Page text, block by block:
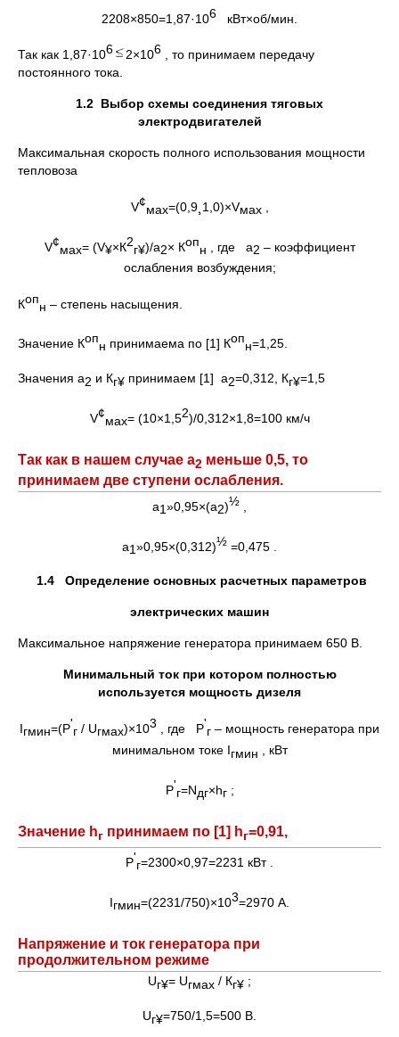
2208×850=1,87·106 кВт×об/мин.
Так как 1,87·106 2×106 , то принимаем передачу
постоянного тока.
1.2 Выбор схемы соединения тяговых
электродвигателей
Максимальная скорость полного использования мощности
тепловоза
V¢
мах=(0,9¸1,0)×Vмах,
V¢
мах= (V¥×К2
г¥)/a2× Коп
н , где a2 – коэффициент
ослабления возбуждения;
Коп
н – степень насыщения.
Значение Коп
н принимаема по [1] Коп
н=1,25.
Значения a2 и Кг¥ принимаем [1] a2=0,312, Кг¥=1,5
V¢
мах= (10×1,52)/0,312×1,8=100 км/ч
Так как в нашем случае a2 меньше 0,5, то
принимаем две ступени ослабления.
a1»0,95×(a2)½
a1»0,95×(0,312)½ =0,475 .
1.4 Определение основных расчетных параметров
электрических машин
Максимальное напряжение генератора принимаем 650 В.
Минимальный ток при котором полностью
используется мощность дизеля
Iгмин=(Р'
г / Uгмах)×103 , где Р'
г – мощность генератора при
минимальном токе Iгмин , кВт
Р'
г=Nдг×hг;
Значение hг принимаем по [1] hг=0,91,
Р'
г=2300×0,97=2231 кВт .
Iгмин=(2231/750)×103=2970 А.
Напряжение и ток генератора при
продолжительном режиме
Uг¥= Uгмах / Кг¥ ;
Uг¥=750/1,5=500 В.